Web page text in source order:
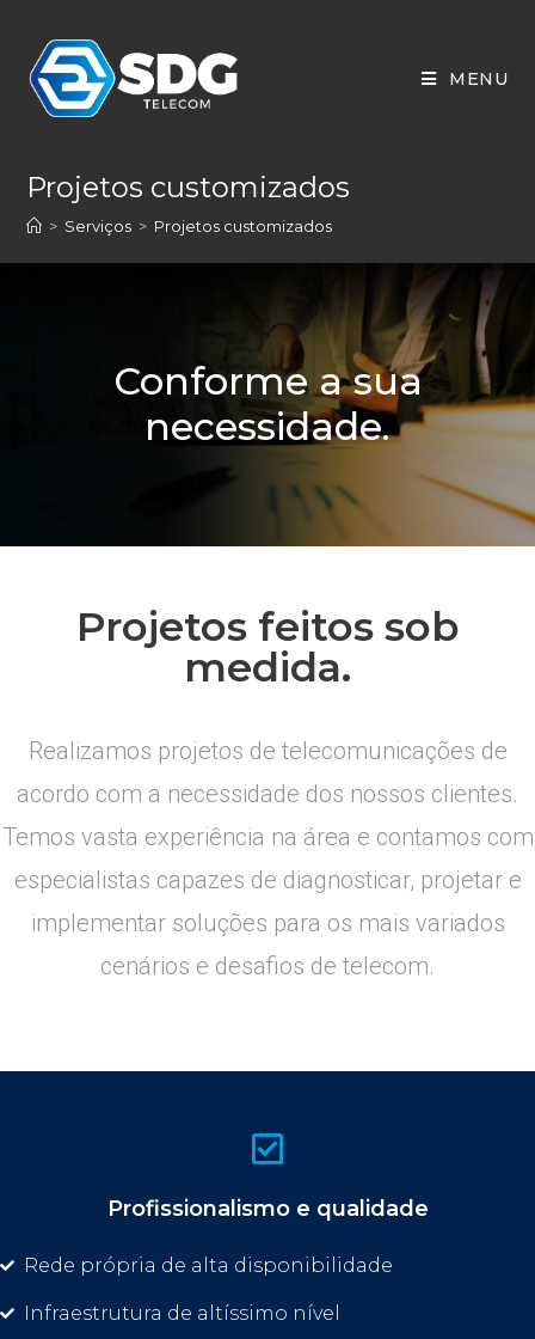
MENU
Projetos customizados
> Serviços > Projetos customizados
Conforme a sua
necessidade.
Projetos feitos sob
medida.
Realizamos projetos de telecomunicações de
acordo com a necessidade dos nossos clientes.
Temos vasta experiência na área e contamos com
especialistas capazes de diagnosticar, projetar e
implementar soluções para os mais variados
cenários e desafios de telecom.
Profissionalismo e qualidade
Rede própria de alta disponibilidade
Infraestrutura de altíssimo nível